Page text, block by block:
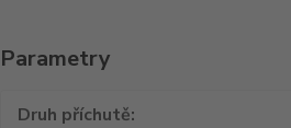
Parametry
Druh příchutě